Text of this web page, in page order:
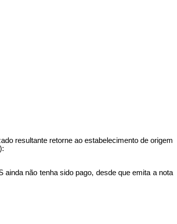
resultante retorne ao estabelecimento de origem
não tenha sido pago, desde que emita a nota